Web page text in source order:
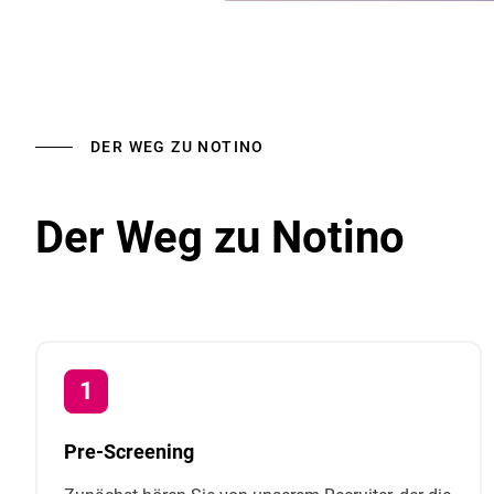
DER WEG ZU NOTINO
Der Weg zu Notino
Pre-Screening